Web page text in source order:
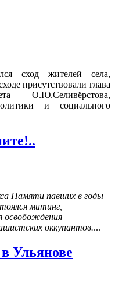
сход жителей села,
присутствовали глава
О.Ю.Селивёрстова,
и социального
Памяти павших в годы
митинг,
освобождения
оккупантов....
Ульянове